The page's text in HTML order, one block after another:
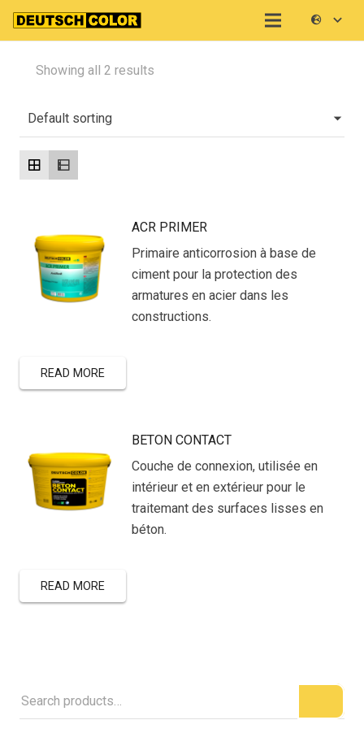
Showing all 2 results
ACR PRIMER
Primaire anticorrosion à base de
ciment pour la protection des
armatures en acier dans les
constructions.
READ MORE
BETON CONTACT
Couche de connexion, utilisée en
intérieur et en extérieur pour le
traitemant des surfaces lisses en
béton.
READ MORE